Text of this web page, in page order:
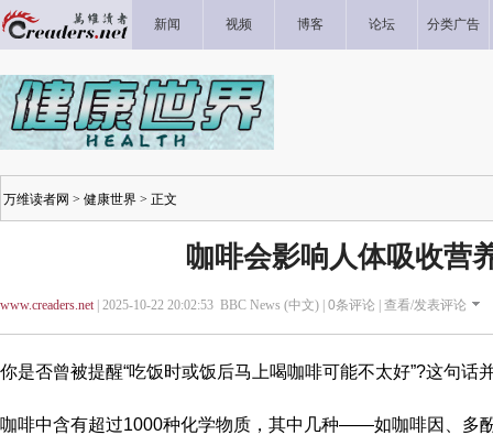
新闻 视频 博客 论坛 分类广告
万维读者网 > 健康世界 > 正文
咖啡会影响人体吸收营
www.creaders.net| 2025-10-22 20:02:53 BBC News (中文) | 0条评论 | 查看/发表评论
你是否曾被提醒“吃饭时或饭后马上喝咖啡可能不太好”?这句话
咖啡中含有超过1000种化学物质，其中几种——如咖啡因、